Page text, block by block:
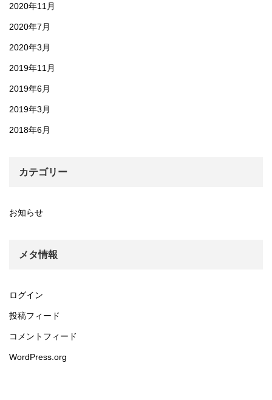
2020年11月
2020年7月
2020年3月
2019年11月
2019年6月
2019年3月
2018年6月
カテゴリー
お知らせ
メタ情報
ログイン
投稿フィード
コメントフィード
WordPress.org